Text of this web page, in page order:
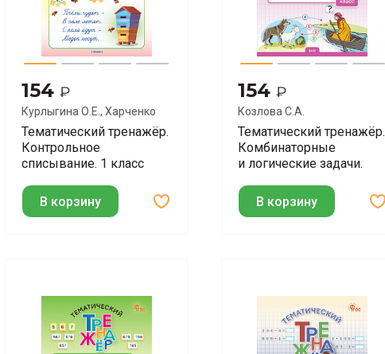
154₽
Курлыгина О.Е., Харченко
О.О.
Тематический тренажёр.
Контрольное
списывание. 1 класс
В корзину
154 ₽
Козлова С.А.
Тематический тренажёр.
Комбинаторные
и логические задачи.
В корзину